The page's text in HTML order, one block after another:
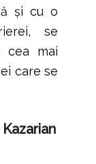
și cu o
se
cea mai
care se